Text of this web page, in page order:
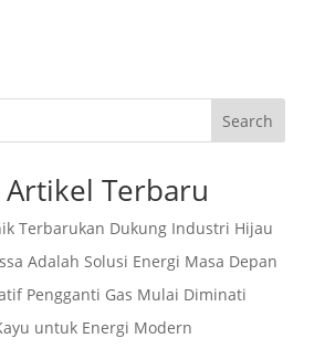
Search
Terbaru
Terbarukan Dukung Industri Hijau
Adalah Solusi Energi Masa Depan
Pengganti Gas Mulai Diminati
untuk Energi Modern